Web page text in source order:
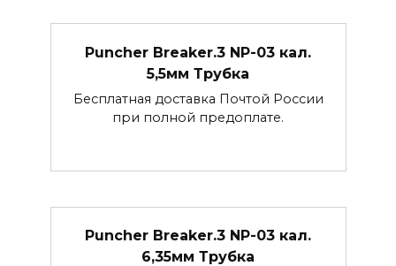
Puncher Breaker.3 NP-03 кал.
5,5мм Трубка
Бесплатная доставка Почтой России
при полной предоплате.
Puncher Breaker.3 NP-03 кал.
6,35мм Трубка